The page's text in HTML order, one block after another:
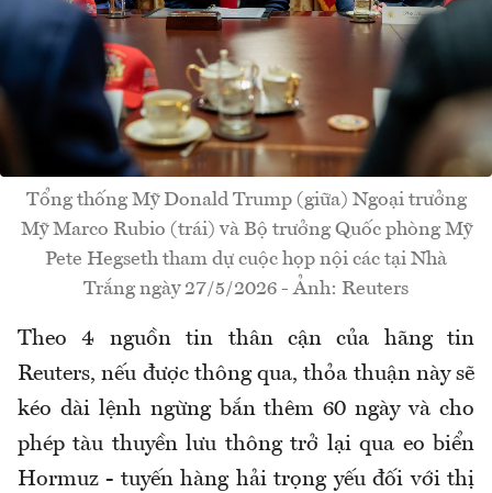
Tổng thống Mỹ Donald Trump (giữa) Ngoại trưởng
Mỹ Marco Rubio (trái) và Bộ trưởng Quốc phòng Mỹ
Pete Hegseth tham dự cuộc họp nội các tại Nhà
Trắng ngày 27/5/2026 - Ảnh: Reuters
Theo 4 nguồn tin thân cận của hãng tin
Reuters, nếu được thông qua, thỏa thuận này sẽ
kéo dài lệnh ngừng bắn thêm 60 ngày và cho
phép tàu thuyền lưu thông trở lại qua eo biển
Hormuz - tuyến hàng hải trọng yếu đối với thị